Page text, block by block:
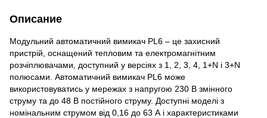
Описание
Модульний автоматичний вимикач PL6 – це захисний
пристрій, оснащений тепловим та електромагнітним
розчіплювачами, доступний у версіях з 1, 2, 3, 4, 1+N і 3+N
полюсами. Автоматичний вимикач PL6 може
використовуватись у мережах з напругою 230 В змінного
струму та до 48 В постійного струму. Доступні моделі з
номінальним струмом від 0,16 до 63 А і характеристиками